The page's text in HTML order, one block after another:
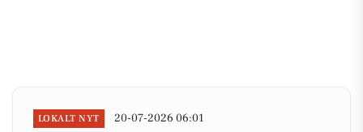
LOKALT NYT 20-07-2026 06:01